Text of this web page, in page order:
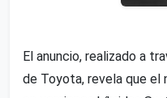
El anuncio, realizado a
de Toyota, revela que el